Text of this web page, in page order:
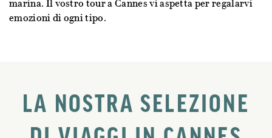
marina. Il vostro tour a Cannes vi aspetta per regalarvi
emozioni di ogni tipo.
LA NOSTRA SELEZIONE